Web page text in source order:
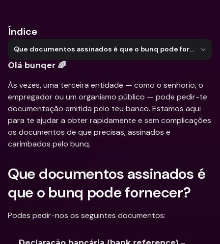
Índice
Que documentos assinados é que o bunq pode fornecer?
Olá bunqer 🌈
Às vezes, uma terceira entidade — como o senhorio, o
empregador ou um organismo público — pode pedir-te
documentação emitida pelo teu banco. Estamos aqui
para te ajudar a obter rapidamente e sem complicações
os documentos de que precisas, assinados e
carimbados pelo bunq.
Que documentos assinados é
que o bunq pode fornecer?
Podes pedir-nos os seguintes documentos: